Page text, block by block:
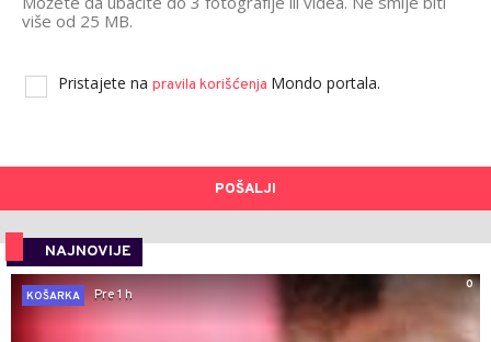
više od 25 MB.
Pristajete na pravila korišćenja Mondo portala.
POŠALJI
NAJNOVIJE
0
KOŠARKA
Pre 1 h